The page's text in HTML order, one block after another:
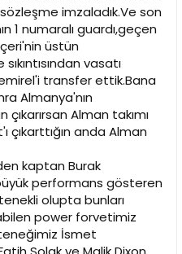
imzaladık.Ve son
1 numaralı guardı,geçen
üstün
vasatı
transfer ettik.Bana
Almanya'nın
Alman takımı
çıkarttığın anda Alman
kaptan Burak
performans gösteren
olupta bunları
power forvetimiz
İsmet